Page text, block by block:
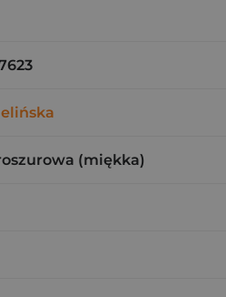
(miękka)